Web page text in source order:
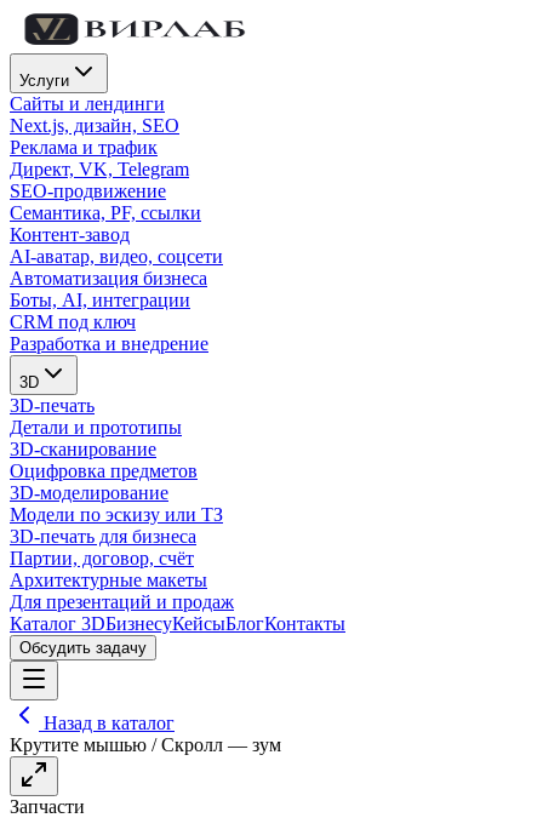
Услуги
Сайты и лендинги
Next.js, дизайн, SEO
Реклама и трафик
Директ, VK, Telegram
SEO-продвижение
Семантика, PF, ссылки
Контент-завод
AI-аватар, видео, соцсети
Автоматизация бизнеса
Боты, AI, интеграции
CRM под ключ
Разработка и внедрение
3D
3D-печать
Детали и прототипы
3D-сканирование
Оцифровка предметов
3D-моделирование
Модели по эскизу или ТЗ
3D-печать для бизнеса
Партии, договор, счёт
Архитектурные макеты
Для презентаций и продаж
Каталог 3DБизнесуКейсыБлогКонтакты
Обсудить задачу
Назад в каталог
Крутите мышью / Скролл — зум
Запчасти